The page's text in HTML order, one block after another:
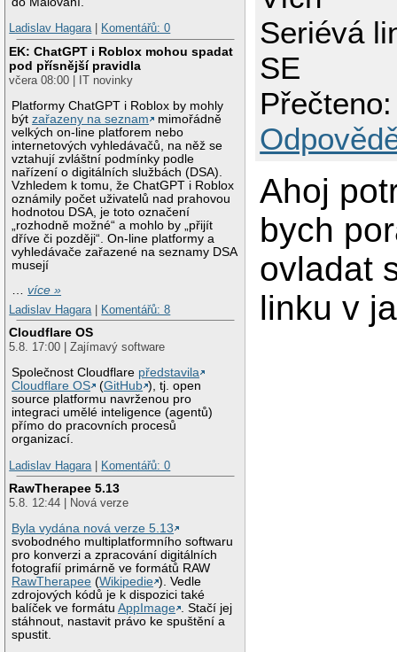
Ladislav Hagara| Komentářů: 0
EK: ChatGPT i Roblox mohou spadat
pod přísnější pravidla
včera 08:00 | IT novinky
Platformy ChatGPT i Roblox by mohly
býtzařazeny na seznam
mimořádně
velkých on-line platforem nebo
internetových vyhledávačů, na něž se
vztahují zvláštní podmínky podle
nařízení o digitálních službách (DSA).
Vzhledem k tomu, že ChatGPT i Roblox
oznámily počet uživatelů nad prahovou
hodnotou DSA, je toto označení
„rozhodně možné“ a mohlo by „přijít
dříve či později“. On-line platformy a
vyhledávače zařazené na seznamy DSA
musejí
…více »
Ladislav Hagara
Komentářů: 8
Cloudflare OS
5.8. 17:00 | Zajímavý software
Společnost Cloudflare představila
Cloudflare OS
(GitHub ), tj. open
source platformu navrženou pro
integraci umělé inteligence (agentů)
přímo do pracovních procesů
organizací.
Ladislav Hagara
Komentářů: 0
RawTherapee 5.13
5.8. 12:44 | Nová verze
Byla vydána nová verze 5.13
svobodného multiplatformního softwaru
pro konverzi a zpracování digitálních
fotografií primárně ve formátů RAW
RawTherapee (Wikipedie ). Vedle
zdrojových kódů je k dispozici také
balíček ve formátuAppImage . Stačí jej
stáhnout, nastavit právo ke spuštění a
spustit.
Seriévá
SE
Ahoj
bych
ovladat
linku v